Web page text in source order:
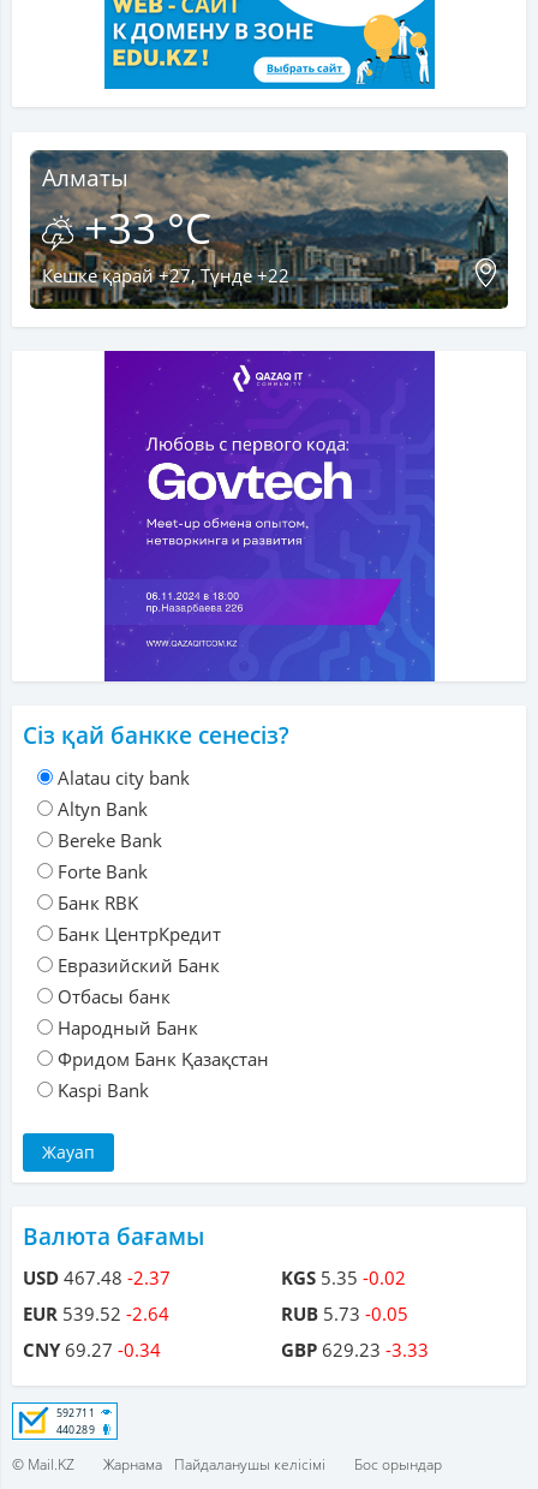
Алматы
+33 °C
Кешке қарай +27, Түнде +22
Сіз қай банкке сенесіз?
Alatau city bank
Altyn Bank
Bereke Bank
Forte Bank
Банк RBK
Банк ЦентрКредит
Евразийский Банк
Отбасы банк
Народный Банк
Фридом Банк Қазақстан
Kaspi Bank
Валюта бағамы
USD 467.48 -2.37
EUR 539.52 -2.64
CNY69.27 -0.34
KGS 5.35 -0.02
RUB 5.73 -0.05
GBP 629.23 -3.33
© Mail.KZ Жарнама Пайдаланушы келісімі Бос орындар